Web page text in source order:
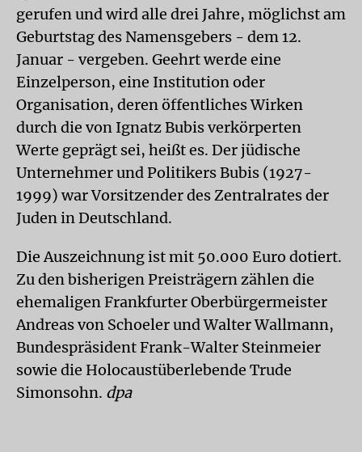
gerufen und wird alle drei Jahre, möglichst am
Geburtstag des Namensgebers - dem 12.
Januar - vergeben. Geehrt werde eine
Einzelperson, eine Institution oder
Organisation, deren öffentliches Wirken
durch die von Ignatz Bubis verkörperten
Werte geprägt sei, heißt es. Der jüdische
Unternehmer und Politikers Bubis (1927-
1999) war Vorsitzender des Zentralrates der
Juden in Deutschland.
Die Auszeichnung ist mit 50.000 Euro dotiert.
Zu den bisherigen Preisträgern zählen die
ehemaligen Frankfurter Oberbürgermeister
Andreas von Schoeler und Walter Wallmann,
Bundespräsident Frank-Walter Steinmeier
sowie die Holocaustüberlebende Trude
Simonsohn. dpa